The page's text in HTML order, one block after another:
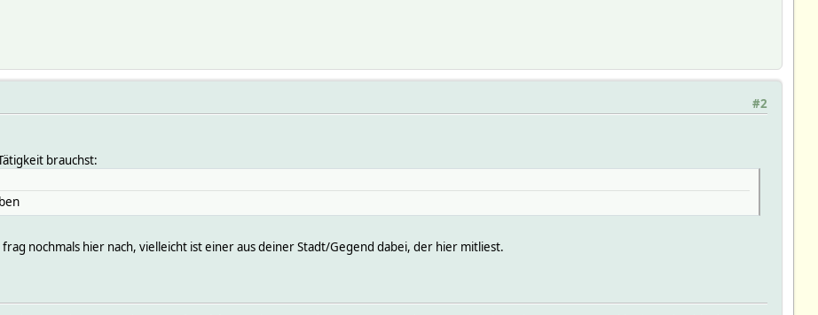
#2
brauchst:
nochmals hier nach, vielleicht ist einer aus deiner Stadt/Gegend dabei, der hier mitliest.